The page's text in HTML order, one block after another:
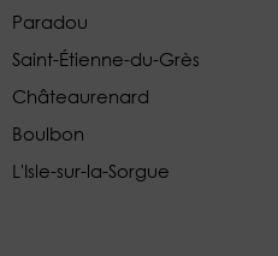
Paradou
Saint-Étienne-du-Grès
Châteaurenard
Boulbon
L'Isle-sur-la-Sorgue